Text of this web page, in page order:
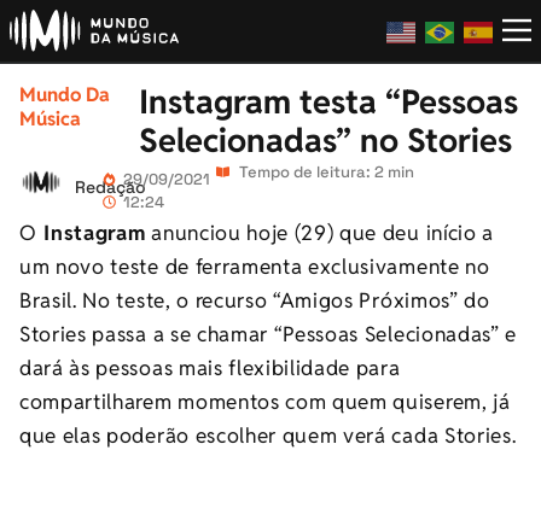
Mundo Da
Música
Instagram testa “Pessoas
Selecionadas” no Stories
Redação29/09/2021
12:24
Tempo de leitura: 2 min
O Instagram anunciou hoje (29) que deu início a
um novo teste de ferramenta exclusivamente no
Brasil. No teste, o recurso “Amigos Próximos” do
Stories passa a se chamar “Pessoas Selecionadas” e
dará às pessoas mais flexibilidade para
compartilharem momentos com quem quiserem, já
que elas poderão escolher quem verá cada Stories.